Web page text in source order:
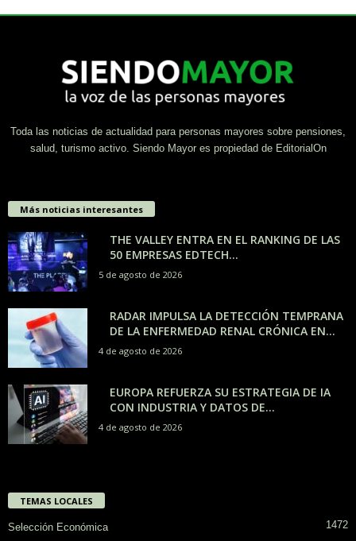
Toda las noticias de actualidad para personas mayores sobre pensiones,
salud, turismo activo. Siendo Mayor es propiedad de EditorialOn
Más noticias interesantes
THE VALLEY ENTRA EN EL RANKING DE LAS
50 EMPRESAS EDTECH...
5 de agosto de 2026
RADAR IMPULSA LA DETECCIÓN TEMPRANA
DE LA ENFERMEDAD RENAL CRÓNICA EN...
4 de agosto de 2026
EUROPA REFUERZA SU ESTRATEGIA DE IA
CON INDUSTRIA Y DATOS DE...
4 de agosto de 2026
TEMAS LOCALES
Selección Económica 1472